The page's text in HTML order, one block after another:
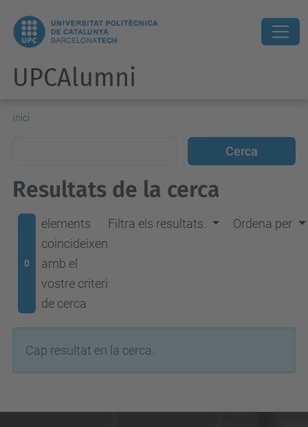
UPCAlumni
Inici
Resultats de la cerca
0
elements
coincideixen
amb el
vostre criteri
de cerca
Filtra els resultats. Ordena per
Cap resultat en la cerca.